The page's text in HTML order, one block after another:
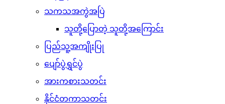
သကသအကွဲအပြဲ
သူတို့ပြောတဲ့ သူတို့အကြောင်း
ပြည်သူ့အကျိုးပြု
ပျော်ပွဲရွှင်ပွဲ
အားကစားသတင်း
နိုင်ငံတကာသတင်း